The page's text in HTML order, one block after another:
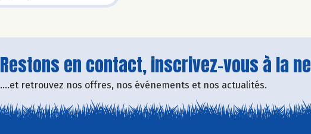
Restons en contact, inscrivez-vous à la
....et retrouvez nos offres, nos événements et nos actualités.